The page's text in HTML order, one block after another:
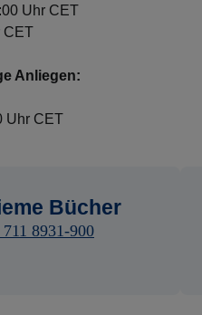
Uhr CET
CET
Anliegen:
Uhr CET
Bücher
711 8931-900